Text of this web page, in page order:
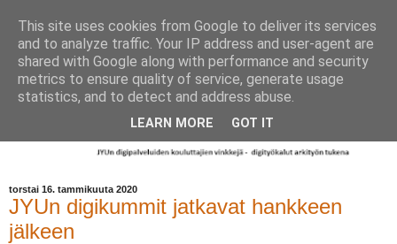
torstai 16. tammikuuta 2020
JYUn digikummit jatkavat hankkeen
jälkeen
This site uses cookies from Google to deliver its services
and to analyze traffic. Your IP address and user-agent are
shared with Google along with performance and security
metrics to ensure quality of service, generate usage
statistics, and to detect and address abuse.
LEARN MORE GOT IT